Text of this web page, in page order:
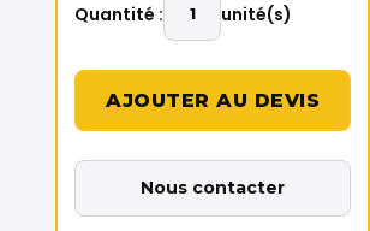
Quantité : unité(s)
Nous contacter